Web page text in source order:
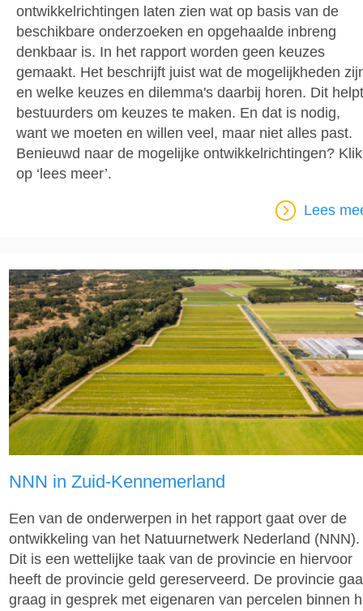
ontwikkelrichtingen laten zien wat op basis van de
beschikbare onderzoeken en opgehaalde inbreng
denkbaar is. In het rapport worden geen keuzes
gemaakt. Het beschrijft juist wat de mogelijkheden
en welke keuzes en dilemma's daarbij horen. Dit helpt
bestuurders om keuzes te maken. En dat is nodig,
want we moeten en willen veel, maar niet alles past.
Benieuwd naar de mogelijke ontwikkelrichtingen? Klik
op ‘lees meer’.
Lees
NNN in Zuid-Kennemerland
Een van de onderwerpen in het rapport gaat over de
ontwikkeling van het Natuurnetwerk Nederland (NNN).
Dit is een wettelijke taak van de provincie en hiervoor
heeft de provincie geld gereserveerd. De provincie
graag in gesprek met eigenaren van percelen binnen